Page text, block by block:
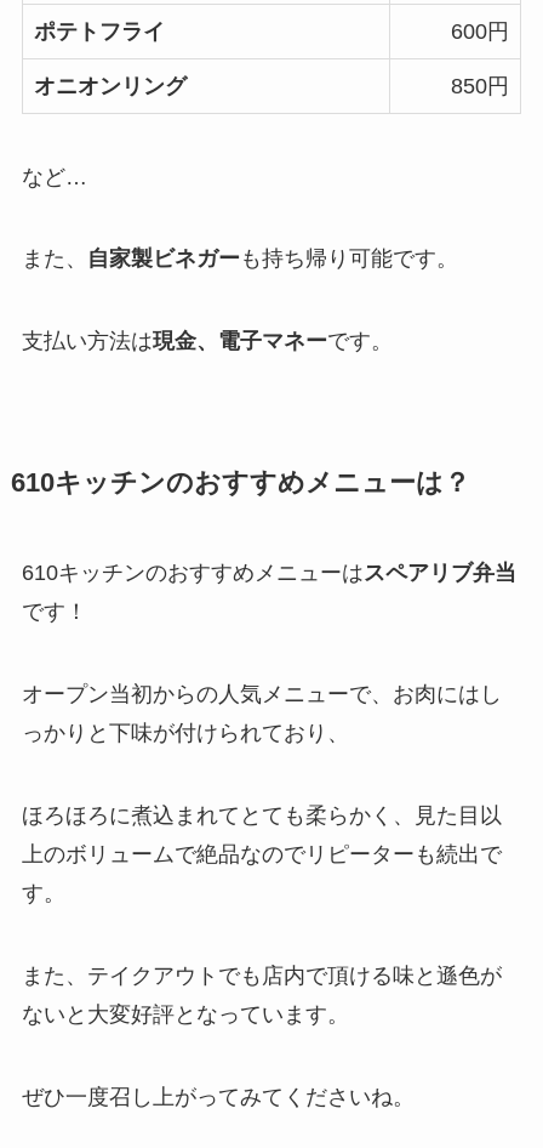
ポテトフライ 600円
オニオンリング 850円
など…
また、 自家製ビネガー も持ち帰り可能です。
支払い方法は現金、電子マネーです。
610キッチンのおすすめメニューは？
610キッチンのおすすめメニューはスペアリブ弁当
です！
オープン当初からの人気メニューで、お肉にはし
っかりと下味が付けられており、
ほろほろに煮込まれてとても柔らかく、見た目以
上のボリュームで絶品なのでリピーターも続出で
す。
また、テイクアウトでも店内で頂ける味と遜色が
ないと大変好評となっています。
ぜひ一度召し上がってみてくださいね。